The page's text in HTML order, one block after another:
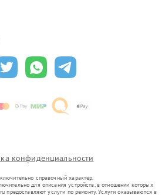
конфиденциальности
справочный характер.
для описания устройств, в отношении которых
услуги по ремонту. Услуги оказываются в